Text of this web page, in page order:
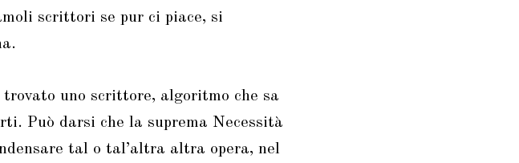
scrittori se pur ci piace, si
uno scrittore, algoritmo che sa
Può darsi che la suprema Necessità
tal o tal’altra altra opera, nel